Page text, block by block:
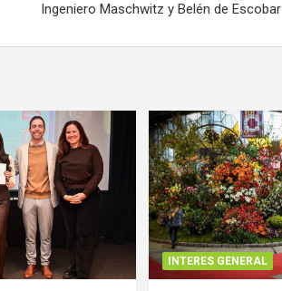
Ingeniero Maschwitz y Belén de Escobar
INTERES GENERAL